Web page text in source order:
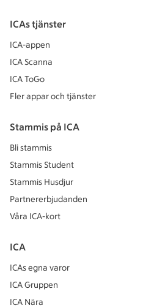
ICAs tjänster
ICA-appen
ICA Scanna
ICA ToGo
Fler appar och tjänster
Stammis på ICA
Bli stammis
Stammis Student
Stammis Husdjur
Partnererbjudanden
Våra ICA-kort
ICA
ICAs egna varor
ICA Gruppen
ICA Nära